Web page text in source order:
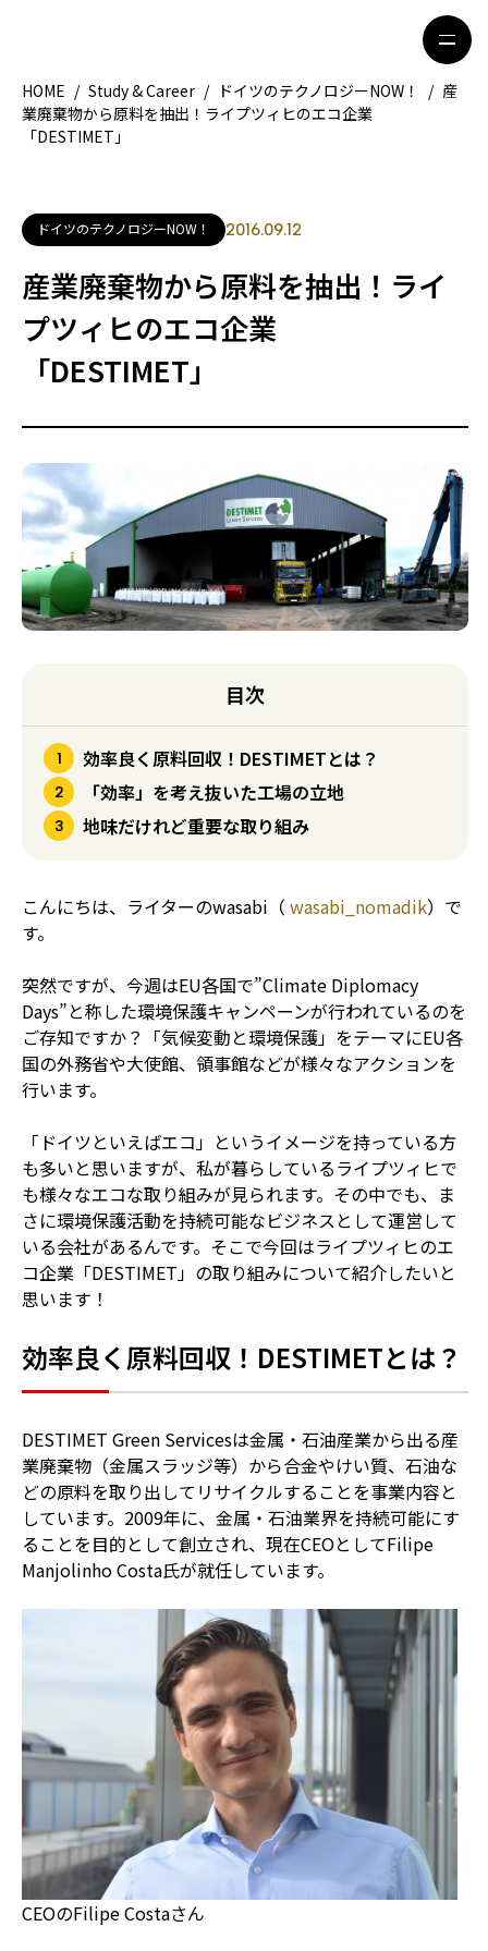
地域別ガイド
観光ガイド
ライフスタイル
著者一覧
HOME / Study & Career / ドイツのテクノロジーNOW！ / 産
業廃棄物から原料を抽出！ライプツィヒのエコ企業
「DESTIMET」
ドイツのテクノロジーNOW！ 2016.09.12
産業廃棄物から原料を抽出！ライ
プツィヒのエコ企業
「DESTIMET」
目次
効率良く原料回収！DESTIMETとは？
「効率」を考え抜いた工場の立地
地味だけれど重要な取り組み
こんにちは、ライターのwasabi（ wasabi_nomadik）で
す。
突然ですが、今週はEU各国で”Climate Diplomacy
Days”と称した環境保護キャンペーンが行われているのを
ご存知ですか？「気候変動と環境保護」をテーマにEU各
国の外務省や大使館、領事館などが様々なアクションを
行います。
「ドイツといえばエコ」というイメージを持っている方
も多いと思いますが、私が暮らしているライプツィヒで
も様々なエコな取り組みが見られます。その中でも、ま
さに環境保護活動を持続可能なビジネスとして運営して
いる会社があるんです。そこで今回はライプツィヒのエ
コ企業「DESTIMET」の取り組みについて紹介したいと
思います！
効率良く原料回収！DESTIMETとは？
DESTIMET Green Servicesは金属・石油産業から出る産
業廃棄物（金属スラッジ等）から合金やけい質、石油な
どの原料を取り出してリサイクルすることを事業内容と
しています。2009年に、金属・石油業界を持続可能にす
ることを目的として創立され、現在CEOとしてFilipe
Manjolinho Costa氏が就任しています。
CEOのFilipe Costaさん